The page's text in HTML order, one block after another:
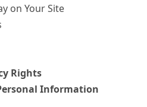
on Your Site
Rights
Information